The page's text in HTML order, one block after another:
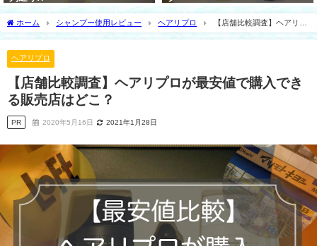
ホーム シャンプー使用レビュー ヘアリプロ
【店舗比較調査】ヘアリプ
ロが最安値で購入できる販売店はどこ？
ヘアリプロ
【店舗比較調査】ヘアリプロが最安値で購入でき
る販売店はどこ？
PR 2020年5月16日 2021年1月28日